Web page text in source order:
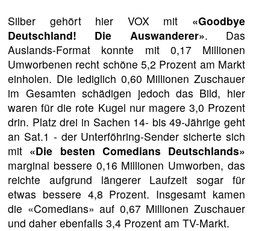
Silber gehört hier VOX mit «Goodbye
Deutschland! Die Auswanderer». Das
Auslands-Format konnte mit 0,17 Millionen
Umworbenen recht schöne 5,2 Prozent am Markt
einholen. Die lediglich 0,60 Millionen Zuschauer
im Gesamten schädigen jedoch das Bild, hier
waren für die rote Kugel nur magere 3,0 Prozent
drin. Platz drei in Sachen 14- bis 49-Jährige geht
an Sat.1 - der Unterföhring-Sender sicherte sich
mit «Die besten Comedians Deutschlands»
marginal bessere 0,16 Millionen Umworben, das
reichte aufgrund längerer Laufzeit sogar für
etwas bessere 4,8 Prozent. Insgesamt kamen
die «Comedians» auf 0,67 Millionen Zuschauer
und daher ebenfalls 3,4 Prozent am TV-Markt.